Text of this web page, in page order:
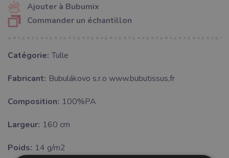
Ajouter à Bubumix
Commander un échantillon
Catégorie: Tulle
Fabricant: Bubulákovo s.r.o www.bubutissus,fr
Composition: 100%PA
Largeur: 160 cm
Poids: 14 g/m2